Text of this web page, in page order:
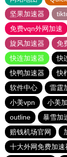
坚果加速器
免费vqn外网加速
旋风加速器
免
快连加速器
快
快鸭加速器
快
软件中心
雷霆
小美vpn
小美
outline
暴雪加
赔钱机场官网
十大外网免费加速